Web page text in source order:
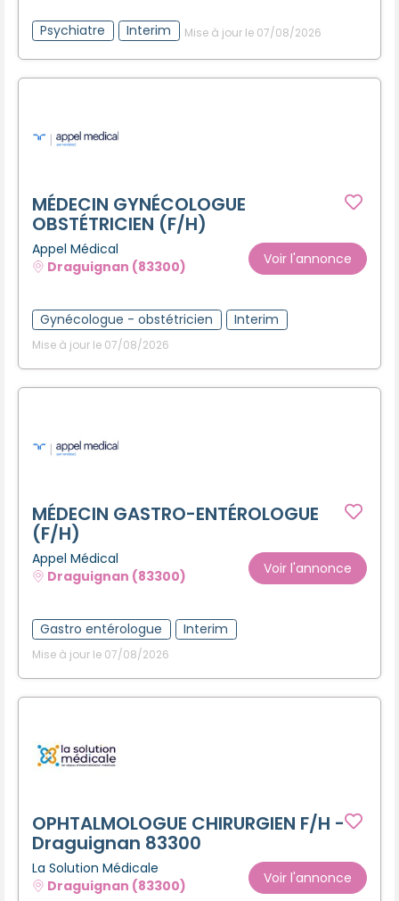
Psychiatre Interim Mise à jour le 07/08/2026
MÉDECIN GYNÉCOLOGUE
OBSTÉTRICIEN (F/H)
Appel Médical
Draguignan (83300)
Voir l'annonce
Gynécologue - obstétricien Interim
Mise à jour le 07/08/2026
MÉDECIN GASTRO-ENTÉROLOGUE
(F/H)
Appel Médical
Draguignan (83300)
Voir l'annonce
Gastro entérologue Interim
Mise à jour le 07/08/2026
OPHTALMOLOGUE CHIRURGIEN F/H -
Draguignan 83300
La Solution Médicale
Draguignan (83300)
Voir l'annonce